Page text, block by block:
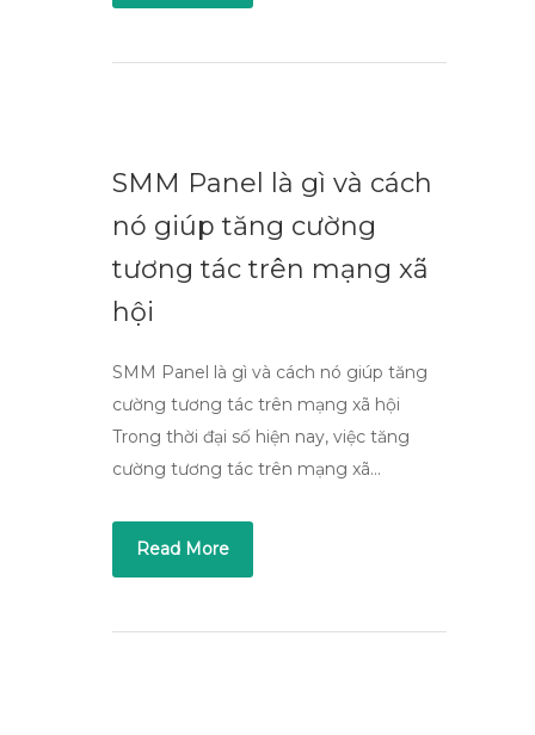
SMM Panel là gì và cách
nó giúp tăng cường
tương tác trên mạng xã
hội
SMM Panel là gì và cách nó giúp tăng
cường tương tác trên mạng xã hội
Trong thời đại số hiện nay, việc tăng
cường tương tác trên mạng xã…
Read More